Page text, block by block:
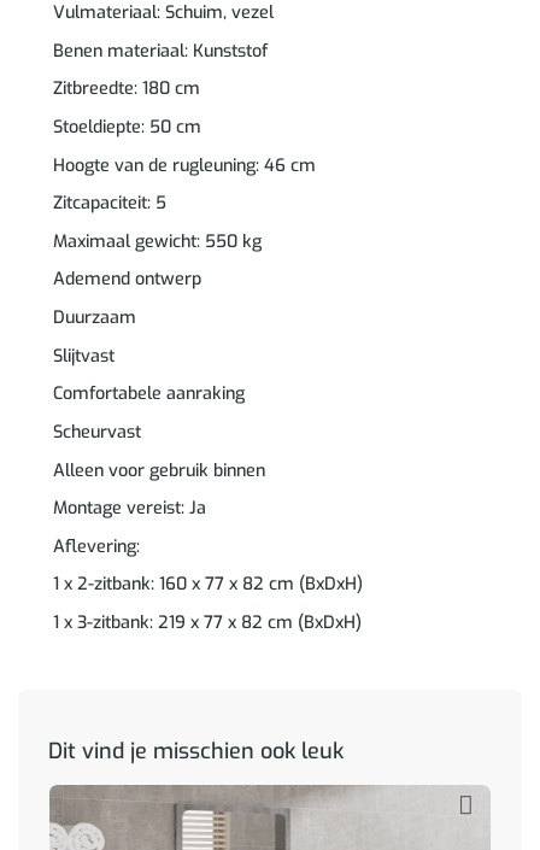
Vulmateriaal: Schuim, vezel
Benen materiaal: Kunststof
Zitbreedte: 180 cm
Stoeldiepte: 50 cm
Hoogte van de rugleuning: 46 cm
Zitcapaciteit: 5
Maximaal gewicht: 550 kg
Ademend ontwerp
Duurzaam
Slijtvast
Comfortabele aanraking
Scheurvast
Alleen voor gebruik binnen
Montage vereist: Ja
Aflevering:
1 x 2-zitbank: 160 x 77 x 82 cm (BxDxH)
1 x 3-zitbank: 219 x 77 x 82 cm (BxDxH)
Dit vind je misschien ook leuk